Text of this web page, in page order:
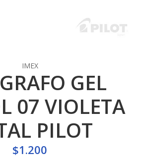
IMEX
GEL
07 VIOLETA
PILOT
$1.200